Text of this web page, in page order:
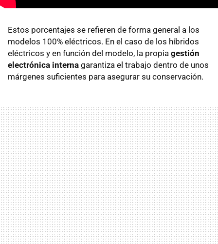
Estos porcentajes se refieren de forma general a los
modelos 100% eléctricos. En el caso de los híbridos
eléctricos y en función del modelo, la propia gestión
electrónica interna garantiza el trabajo dentro de unos
márgenes suficientes para asegurar su conservación.